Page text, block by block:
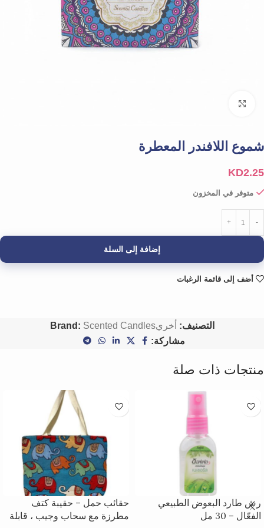
شموع اللافندر المعطرة
KD2.25
متوفر في المخزون
إضافة إلى السلة
أضف إلى قائمة الرغبات
التصنيف: أخري Brand: Scented Candles
مشاركة:
منتجات ذات صلة
رش طارد البعوض الطبيعي
الفعّال – 30 مل
حقائب حمل – حقيبة كتف
مطرزة مع سحاب وجيب ، قابلة